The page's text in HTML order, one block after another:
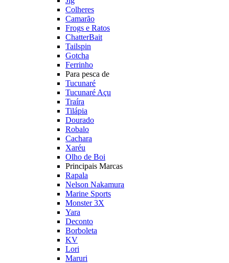
Colheres
Camarão
Frogs e Ratos
ChatterBait
Tailspin
Gotcha
Ferrinho
Para pesca de
Tucunaré
Tucunaré Açu
Traíra
Tilápia
Dourado
Robalo
Cachara
Xaréu
Olho de Boi
Principais Marcas
Rapala
Nelson Nakamura
Marine Sports
Monster 3X
Yara
Deconto
Borboleta
KV
Lori
Maruri